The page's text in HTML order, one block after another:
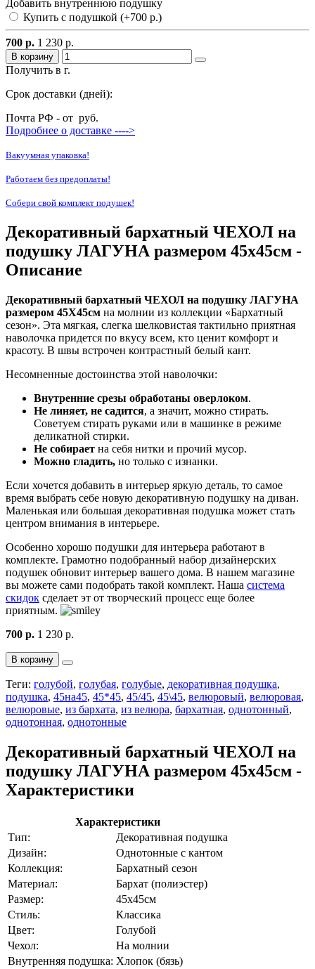
Добавить внутреннюю подушку
Купить с подушкой (+700 р.)
700 р. 1 230 р.
В корзину
Получить в г.
Срок доставки (дней):
Почта РФ - от руб.
Подробнее о доставке ---->
Вакуумная упаковка!
Работаем без предоплаты!
Собери свой комплект подушек!
Декоративный бархатный ЧЕХОЛ на
подушку ЛАГУНА размером 45х45см -
Описание
Декоративный бархатный ЧЕХОЛ на подушку ЛАГУНА
размером 45Х45см на молнии из коллекции «Бархатный
сезон». Эта мягкая, слегка шелковистая тактильно приятная
наволочка придется по вкусу всем, кто ценит комфорт и
красоту. В швы встрочен контрастный белый кант.
Несомненные достоинства этой наволочки:
Внутренние срезы обработаны оверлоком.
Не линяет, не садится, а значит, можно стирать.
Советуем стирать руками или в машинке в режиме
деликатной стирки.
Не собирает на себя нитки и прочий мусор.
Можно гладить, но только с изнанки.
Если хочется добавить в интерьер яркую деталь, то самое
время выбрать себе новую декоративную подушку на диван.
Маленькая или большая декоративная подушка может стать
центром внимания в интерьере.
Особенно хорошо подушки для интерьера работают в
комплекте. Грамотно подобранный набор дизайнерских
подушек обновит интерьер вашего дома. В нашем магазине
вы можете сами подобрать такой комплект. Наша система
скидок сделает эт от творческий процесс еще более
приятным.
700 р. 1 230 р.
В корзину
Теги: голубой, голубая, голубые, декоративная подушка,
подушка, 45на45, 45*45, 45/45, 45\45, велюровый, велюровая,
велюровые, из бархата, из велюра, бархатная, однотонный,
однотонная, однотонные
Декоративный бархатный ЧЕХОЛ на
подушку ЛАГУНА размером 45х45см -
Характеристики
Характеристики
Тип:
Декоративная подушка
Дизайн:
Однотонные с кантом
Коллекция:
Бархатный сезон
Материал:
Бархат (полиэстер)
Размер:
45х45см
Стиль:
Классика
Цвет:
Голубой
Чехол:
На молнии
Внутренняя подушка: Хлопок (бязь)